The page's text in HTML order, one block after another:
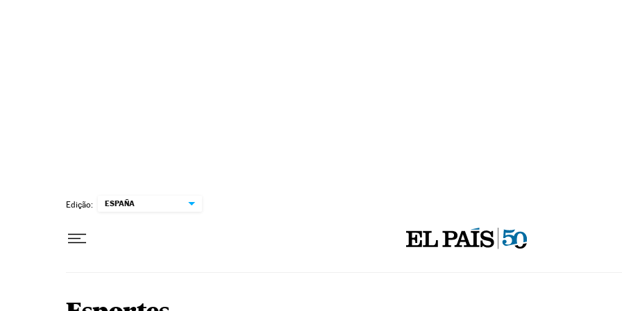
Edição: ESPAÑA